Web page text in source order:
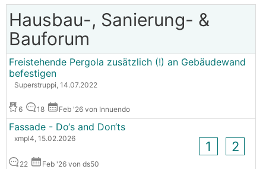
Hausbau-, Sanierung- &
Bauforum
Freistehende Pergola zusätzlich (!) an Gebäudewand
befestigen
Superstruppi, 14.07.2022
6 18 Feb '26 von Innuendo
Fassade - Do‘s and Don‘ts
xmpl4, 15.02.2026
1 2
22 Feb '26 von ds50